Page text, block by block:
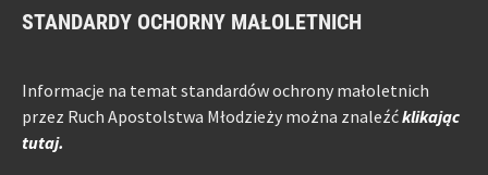
STANDARDY OCHORNY MAŁOLETNICH
Informacje na temat standardów ochrony małoletnich
przez Ruch Apostolstwa Młodzieży można znaleźćklikając
tutaj.